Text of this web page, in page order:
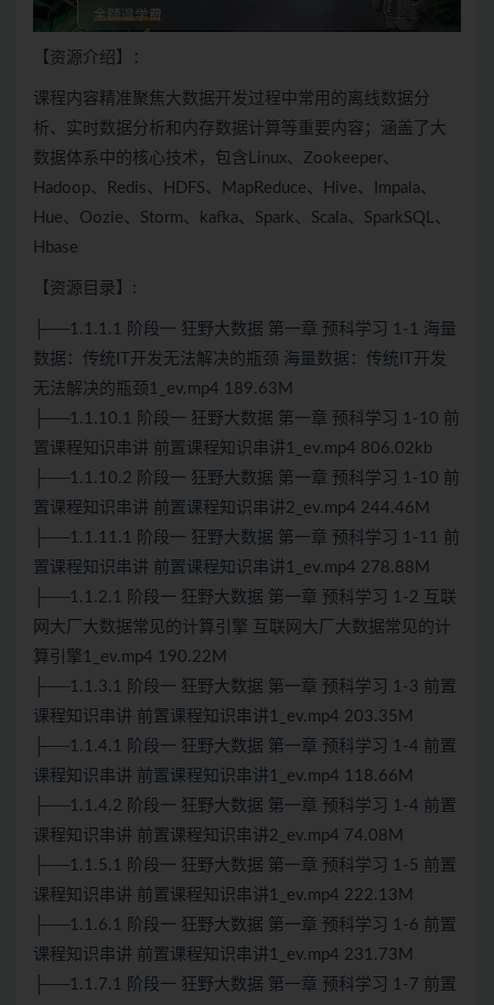
【资源介绍】：
课程内容精准聚焦大数据开发过程中常用的离线数据分
析、实时数据分析和内存数据计算等重要内容；涵盖了大
数据体系中的核心技术，包含 Linux、 Zookeeper、
Hadoop、 Redis、 HDFS、 MapReduce、 Hive、 Impala、
Hue、 Oozie、 Storm、kafka、 Spark、 Scala、 SparkSQL、
Hbase
【资源目录】:
├──1.1.1.1 阶段一 狂野大数据 第一章 预科学习 1-1 海量
数据：传统IT开发无法解决的瓶颈 海量数据：传统IT开发
无法解决的瓶颈1_ev.mp4 189.63M
├──1.1.10.1 阶段一 狂野大数据 第一章 预科学习 1-10 前
置课程知识串讲 前置课程知识串讲1_ev.mp4 806.02kb
├──1.1.10.2 阶段一 狂野大数据 第一章 预科学习 1-10 前
置课程知识串讲 前置课程知识串讲2_ev.mp4 244.46M
├──1.1.11.1 阶段一 狂野大数据 第一章 预科学习 1-11 前
置课程知识串讲 前置课程知识串讲1_ev.mp4 278.88M
├──1.1.2.1 阶段一 狂野大数据 第一章 预科学习 1-2 互联
网大厂大数据常见的计算引擎 互联网大厂大数据常见的计
算引擎1_ev.mp4 190.22M
├──1.1.3.1 阶段一 狂野大数据 第一章 预科学习 1-3 前置
课程知识串讲 前置课程知识串讲1_ev.mp4 203.35M
├──1.1.4.1 阶段一 狂野大数据 第一章 预科学习 1-4 前置
课程知识串讲 前置课程知识串讲1_ev.mp4 118.66M
├──1.1.4.2 阶段一 狂野大数据 第一章 预科学习 1-4 前置
课程知识串讲 前置课程知识串讲2_ev.mp4 74.08M
├──1.1.5.1 阶段一 狂野大数据 第一章 预科学习 1-5 前置
课程知识串讲 前置课程知识串讲1_ev.mp4 222.13M
├──1.1.6.1 阶段一 狂野大数据 第一章 预科学习 1-6 前置
课程知识串讲 前置课程知识串讲1_ev.mp4 231.73M
├──1.1.7.1 阶段一 狂野大数据 第一章 预科学习 1-7 前置